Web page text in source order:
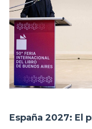
España 2027: El